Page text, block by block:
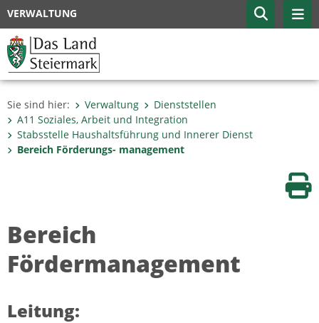
VERWALTUNG
Sie sind hier: Verwaltung
Dienststellen
A11 Soziales, Arbeit und Integration
Stabsstelle Haushaltsführung und Innerer Dienst
Bereich Förderungs- management
Bereich
Fördermanagement
Leitung: